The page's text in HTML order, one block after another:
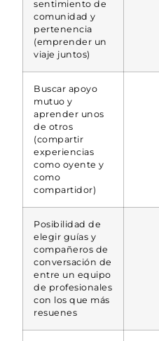
sentimiento de
comunidad y
pertenencia
(emprender un
viaje juntos)
Buscar apoyo
mutuo y
aprender unos
de otros
(compartir
experiencias
como oyente y
como
compartidor)
Posibilidad de
elegir guías y
compañeros de
conversación de
entre un equipo
de profesionales
con los que más
resuenes